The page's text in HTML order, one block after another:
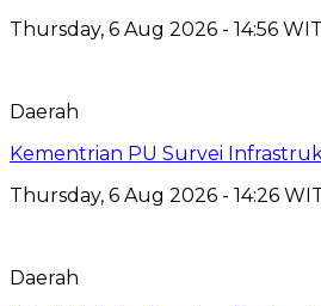
Thursday, 6 Aug 2026 - 14:56 WIT
Daerah
Kementrian PU Survei
Thursday, 6 Aug 2026 - 14:26
Daerah